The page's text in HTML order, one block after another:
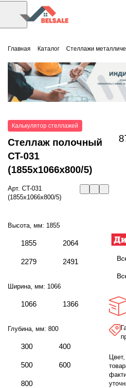
Главная Каталог Стеллажи
Калькулятор стеллажей
Стеллаж полочный
СT-031
(1855x1066x800/5)
Арт. СT-031
(1855x1066x800/5)
Высота, мм: 1855
1855 2064
2279 2491
Ширина, мм: 1066
1066 1366
Глубина, мм: 800
300 400
500 600
800